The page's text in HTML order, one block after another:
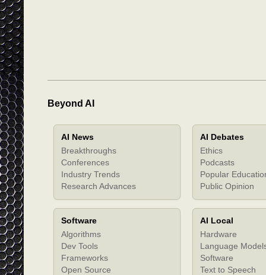
Beyond AI
AI News
Breakthroughs
Conferences
Industry Trends
Research Advances
AI Debates
Ethics
Podcasts
Popular
Public Opinion
Software
Algorithms
Dev Tools
Frameworks
Open Source
AI Local
Hardware
Language
Software
Text to Speech